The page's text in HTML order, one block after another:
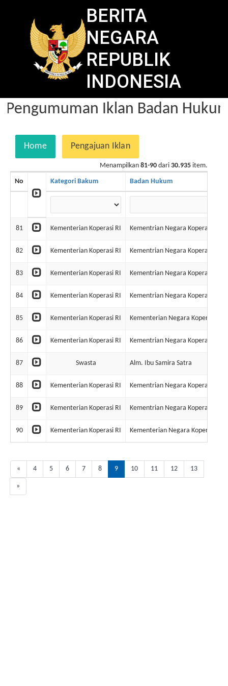
BERITA
NEGARA
REPUBLIK
INDONESIA
Pengumuman Iklan Badan
Home Pengajuan Iklan
Menampilkan 81-90 dari 30.935 item.
No Kategori Bakum Badan Hukum
81 Kementerian Koperasi RI Kementrian Negara Koperasi &
82 Kementerian Koperasi RI Kementrian Negara Koperasi &
83 Kementerian Koperasi RI Kementrian Negara Koperasi &
84 Kementerian Koperasi RI Kementrian Negara Koperasi &
85 Kementerian Koperasi RI Kementerian Negara Koperasi &
86 Kementerian Koperasi RI Kementrian Negara Koperasi &
87 Swasta Alm. Ibu Samira Satra
88 Kementerian Koperasi RI Kementrian Negara Koperasi &
89 Kementerian Koperasi RI Kementrian Negara Koperasi &
90 Kementerian Koperasi RI Kementerian Negara Koperasi &
« 4 5 6 7 8 9 10 11 12 13
»